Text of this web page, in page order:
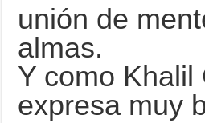
unión de
almas.
Y como Khalil
expresa muy